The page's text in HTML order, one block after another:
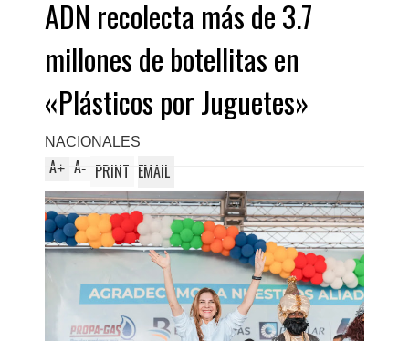
ADN recolecta más de 3.7
millones de botellitas en
«Plásticos por Juguetes»
NACIONALES
A+ A- PRINT EMAIL